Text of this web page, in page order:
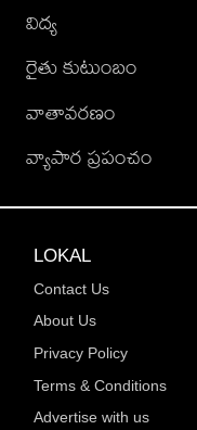
విద్య
రైతు కుటుంబం
వాతావరణం
వ్యాపార ప్రపంచం
LOKAL
Contact Us
About Us
Privacy Policy
Terms & Conditions
Advertise with us